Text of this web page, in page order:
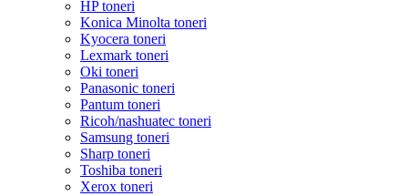
HP toneri
Konica Minolta toneri
Kyocera toneri
Lexmark toneri
Oki toneri
Panasonic toneri
Pantum toneri
Ricoh/nashuatec toneri
Samsung toneri
Sharp toneri
Toshiba toneri
Xerox toneri